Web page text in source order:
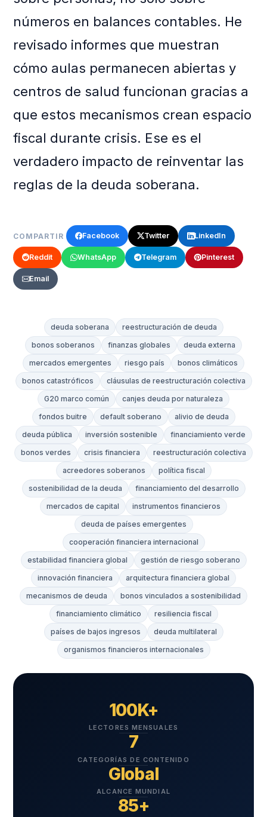
números en balances contables. He
revisado informes que muestran
cómo aulas permanecen abiertas y
centros de salud funcionan gracias a
que estos mecanismos crean espacio
fiscal durante crisis. Ese es el
verdadero impacto de reinventar las
reglas de la deuda soberana.
COMPARTIR Facebook Twitter LinkedIn
Reddit WhatsApp Telegram Pinterest
Email
deuda soberana
reestructuración de deuda
bonos soberanos
finanzas globales
deuda externa
mercados emergentes
riesgo país
bonos climáticos
bonos catastróficos
cláusulas de reestructuración colectiva
G20 marco común
canjes deuda por naturaleza
fondos buitre
default soberano
alivio de deuda
deuda pública
inversión sostenible
financiamiento verde
bonos verdes
crisis financiera
reestructuración colectiva
acreedores soberanos
política fiscal
sostenibilidad de la deuda
financiamiento del desarrollo
mercados de capital
instrumentos financieros
deuda de países emergentes
cooperación financiera internacional
estabilidad financiera global
gestión de riesgo soberano
innovación financiera
arquitectura financiera global
mecanismos de deuda
bonos vinculados a sostenibilidad
financiamiento climático
resiliencia fiscal
países de bajos ingresos
deuda multilateral
organismos financieros internacionales
100K+
LECTORES MENSUALES
7
CATEGORÍAS DE CONTENIDO
Global
ALCANCE MUNDIAL
85+